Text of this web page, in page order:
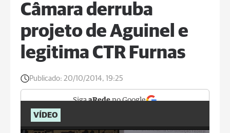
Câmara derruba
projeto de Aguinel e
legitima CTR Furnas
Publicado: 20/10/2014, 19:25
SigaaRedeno Google
VÍDEO